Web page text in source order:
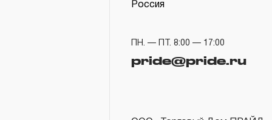
Россия
ПН. — ПТ. 8:00 — 17:00
pride@pride.ru